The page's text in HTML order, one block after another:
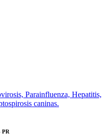
Parainfluenza, Hepatitis,
caninas.
PR